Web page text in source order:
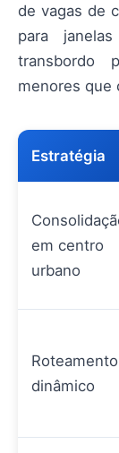
de vagas de
para
transbordo
menores que
Estratégia
em centro
urbano
Roteamento
dinâmico